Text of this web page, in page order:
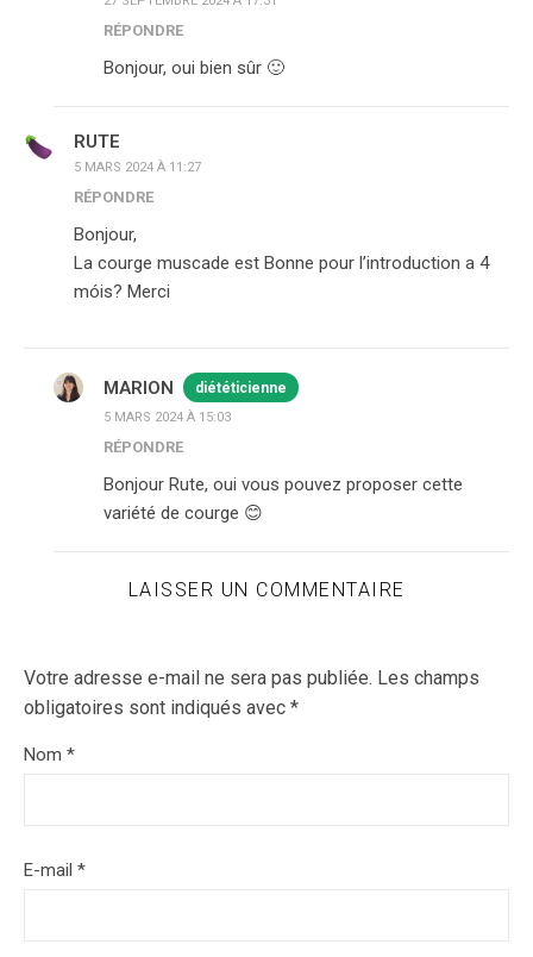
RÉPONDRE
Bonjour, oui bien sûr 🙂
RUTE
5 MARS 2024 À 11:27
RÉPONDRE
Bonjour,
La courge muscade est Bonne pour l’introduction a 4
móis? Merci
MARION diététicienne
5 MARS 2024 À 15:03
RÉPONDRE
Bonjour Rute, oui vous pouvez proposer cette
variété de courge 😊
LAISSER UN COMMENTAIRE
Votre adresse e-mail ne sera pas publiée. Les champs
obligatoires sont indiqués avec *
Nom *
E-mail *